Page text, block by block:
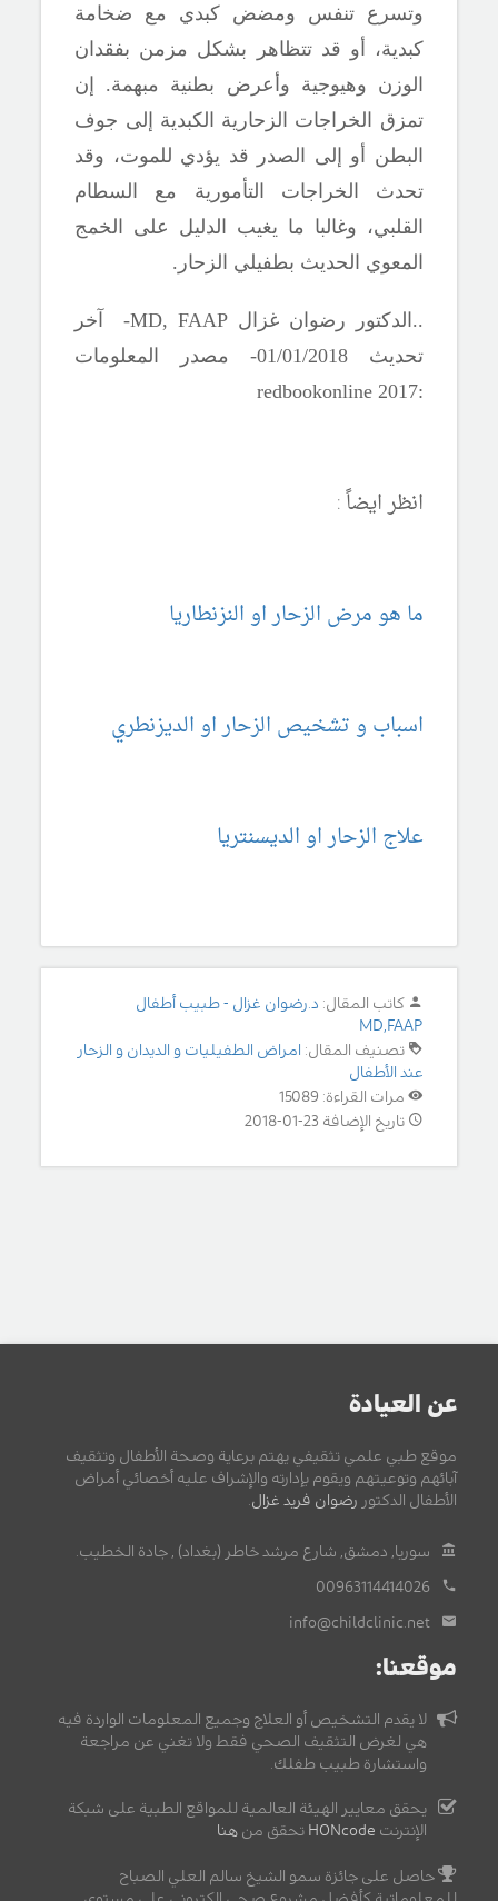
وتسرع تنفس ومضض كبدي مع ضخامة
كبدية، أو قد تتظاهر بشكل مزمن بفقدان
الوزن وهيوجية وأعرض بطنية مبهمة. إن
تمزق الخراجات الزحارية الكبدية إلى جوف
البطن أو إلى الصدر قد يؤدي للموت، وقد
تحدث الخراجات التأمورية مع السطام
القلبي، وغالبا ما يغيب الدليل على الخمج
المعوي الحديث بطفيلي الزحار .
..الدكتور رضوان غزال MD, FAAP-
آخر
تحديث 01/01/2018- مصدر المعلومات
:
redbookonline 2017
انظر ايضاً :
ما هو مرض الزحار او النزنطاريا
اسباب و تشخيص الزحار او الديزنطري
علاج الزحار او الديسنتريا
كاتب المقال: د.رضوان غزال - طبيب أطفال
MD,FAAP
تصنيف المقال: امراض الطفيليات و الديدان و الزحار
عند الأطفال
مرات القراءة: 15089
تاريخ الإضافة 23-01-2018
عن العيادة
موقع طبي علمي تثقيفي يهتم برعاية وصحة الأطفال وتثقيف
آبائهم وتوعيتهم ويقوم بإدارته والإشراف عليه أخصائي أمراض
الأطفال الدكتور رضوان فريد غزال.
سوريا, دمشق, شارع مرشد خاطر (بغداد) , جادة الخطيب.
00963114414026
info@childclinic.net
موقعنا:
لا يقدم التشخيص أو العلاج وجميع المعلومات الواردة فيه
هي لغرض التثقيف الصحي فقط ولا تغني عن مراجعة
واستشارة طبيب طفلك.
يحقق معايير الهيئة العالمية للمواقع الطبية على شبكة
الإنترنت HONcode تحقق من هنا
حاصل على جائزة سمو الشيخ سالم العلي الصباح